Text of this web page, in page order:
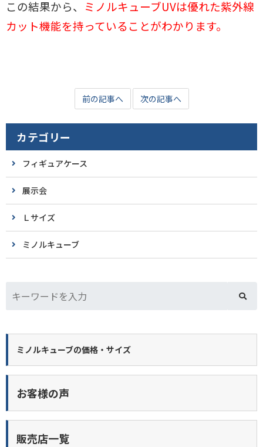
この結果から、 ミノルキューブUVは優れた紫外線
カット機能を持っていることがわかります。
前の記事へ 次の記事へ
カテゴリー
フィギュアケース
展示会
Ｌサイズ
ミノルキューブ
ミノルキューブの価格・サイズ
お客様の声
販売店一覧